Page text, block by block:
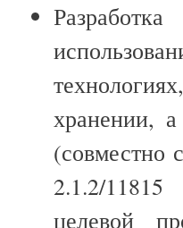
хранении,
(совместно
2.1.2/
целевой